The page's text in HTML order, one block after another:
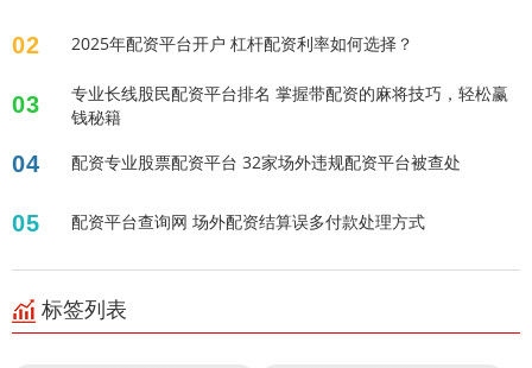
02 2025年配资平台开户 杠杆配资利率如何选择？
03
专业长线股民配资平台排名 掌握带配资的麻将技巧，轻松赢
钱秘籍
04 配资专业股票配资平台 32家场外违规配资平台被查处
05 配资平台查询网 场外配资结算误多付款处理方式
标签列表